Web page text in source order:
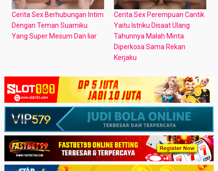
Cerita Sex Berhubungan Intim
Dengan Teman Suamiku
Yang Super Mesum Dan liar
Cerita Sex Perempuan Cantik
Yaitu Istriku Disaat Ulang
Tahunnya Malah Minta
Diperkosa Sama Rekan
Kerjaku